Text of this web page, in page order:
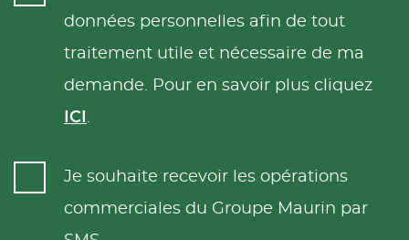
données personnelles afin de tout
traitement utile et nécessaire de ma
demande. Pour en savoir plus cliquez
ICI .
Je souhaite recevoir les opérations
commerciales du Groupe Maurin par